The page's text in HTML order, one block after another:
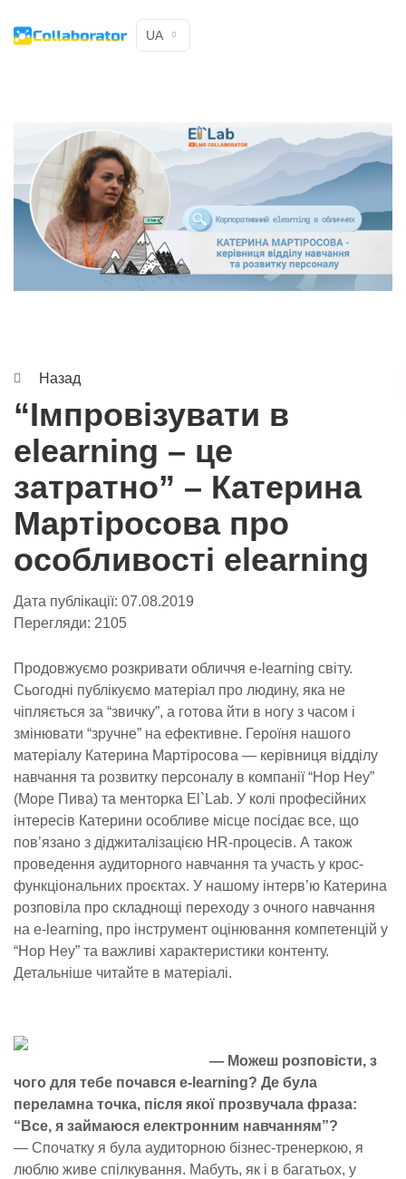
UA
Назад
“Імпровізувати в
elearning – це
затратно” – Катерина
Мартіросова про
особливості elearning
Дата публікації: 07.08.2019
Перегляди: 2105
Продовжуємо розкривати обличчя e-learning світу.
Сьогодні публікуємо матеріал про людину, яка не
чіпляється за “звичку”, а готова йти в ногу з часом і
змінювати “зручне” на ефективне. Героїня нашого
матеріалу Катерина Мартіросова — керівниця відділу
навчання та розвитку персоналу в компанії “Hop Hey”
(Море Пива) та менторка El`Lab. У колі професійних
інтересів Катерини особливе місце посідає все, що
пов’язано з діджиталізацією HR-процесів. А також
проведення аудиторного навчання та участь у крос-
функціональних проєктах. У нашому інтерв’ю Катерина
розповіла про складнощі переходу з очного навчання
на e-learning, про інструмент оцінювання компетенцій у
“Hop Hey” та важливі характеристики контенту.
Детальніше читайте в матеріалі.
— Можеш розповісти, з
чого для тебе почався e-learning? Де була
переламна точка, після якої прозвучала фраза:
“Все, я займаюся електронним навчанням”?
— Спочатку я була аудиторною бізнес-тренеркою, я
люблю живе спілкування. Мабуть, як і в багатьох, у